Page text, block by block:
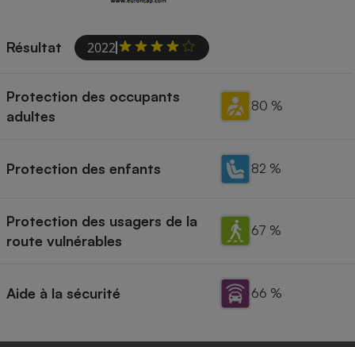
Résultat 2022
Protection des occupants
adultes
80 %
Protection des enfants 82 %
Protection des usagers de la
route vulnérables
67 %
Aide à la sécurité 66 %